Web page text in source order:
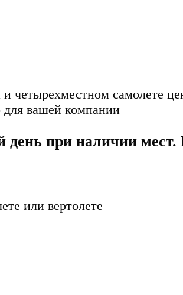
четырехместном самолете
для вашей компании
при наличии мест.
или вертолете